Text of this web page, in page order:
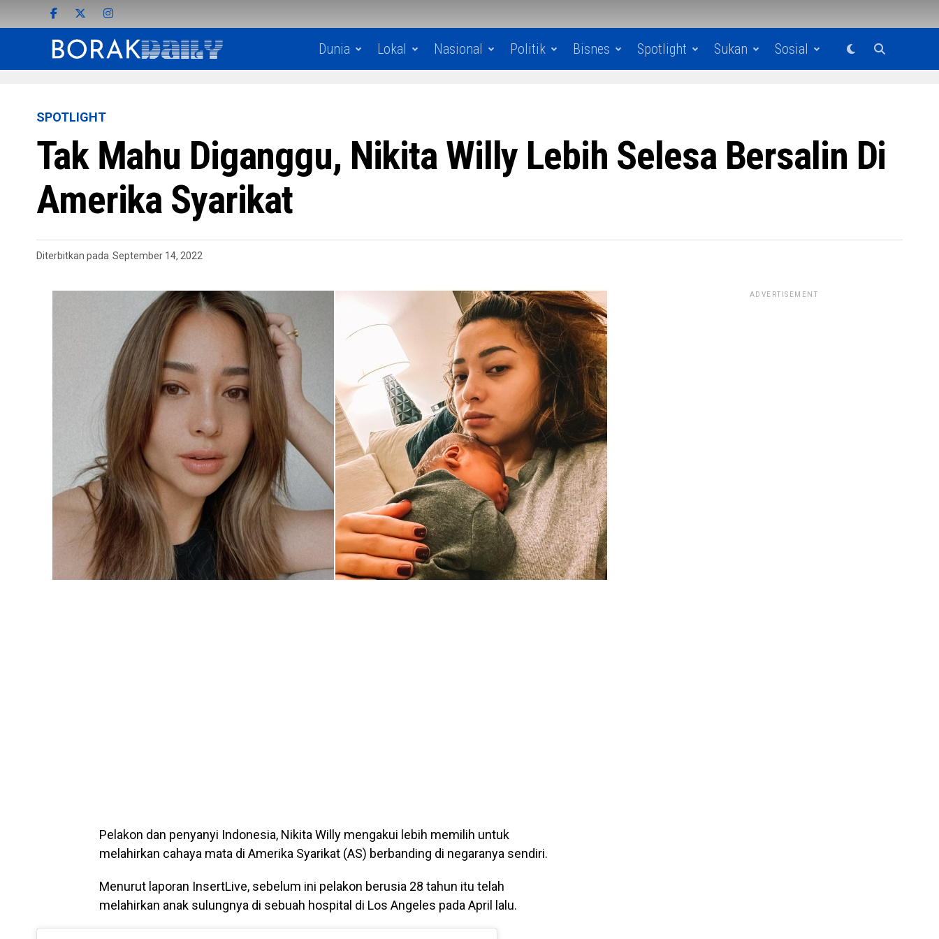
Dunia Lokal Nasional Politik Bisnes Spotlight Sukan Sosial
SPOTLIGHT
Tak Mahu Diganggu, Nikita Willy Lebih Selesa Bersalin Di
Amerika Syarikat
Diterbitkan pada September 14, 2022
Pelakon dan penyanyi Indonesia, Nikita Willy mengakui lebih memilih untuk
melahirkan cahaya mata di Amerika Syarikat (AS) berbanding di negaranya sendiri.
Menurut laporan InsertLive, sebelum ini pelakon berusia 28 tahun itu telah
melahirkan anak sulungnya di sebuah hospital di Los Angeles pada April lalu.
ADVERTISEMENT